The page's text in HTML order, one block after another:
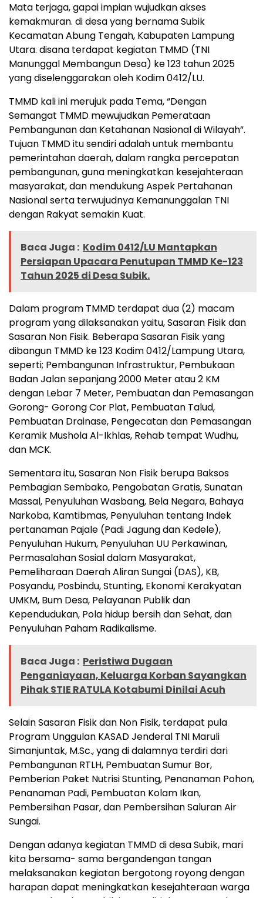
Mata terjaga, gapai impian wujudkan akses
kemakmuran. di desa yang bernama Subik
Kecamatan Abung Tengah, Kabupaten Lampung
Utara. disana terdapat kegiatan TMMD (TNI
Manunggal Membangun Desa) ke 123 tahun 2025
yang diselenggarakan oleh Kodim 0412/LU.
TMMD kali ini merujuk pada Tema, “Dengan
Semangat TMMD mewujudkan Pemerataan
Pembangunan dan Ketahanan Nasional di Wilayah”.
Tujuan TMMD itu sendiri adalah untuk membantu
pemerintahan daerah, dalam rangka percepatan
pembangunan, guna meningkatkan kesejahteraan
masyarakat, dan mendukung Aspek Pertahanan
Nasional serta terwujudnya Kemanunggalan TNI
dengan Rakyat semakin Kuat.
Baca Juga : Kodim 0412/LU Mantapkan
Persiapan Upacara Penutupan TMMD Ke-123
Tahun 2025 di Desa Subik.
Dalam program TMMD terdapat dua (2) macam
program yang dilaksanakan yaitu, Sasaran Fisik dan
Sasaran Non Fisik. Beberapa Sasaran Fisik yang
dibangun TMMD ke 123 Kodim 0412/Lampung Utara,
seperti; Pembangunan Infrastruktur, Pembukaan
Badan Jalan sepanjang 2000 Meter atau 2 KM
dengan Lebar 7 Meter, Pembuatan dan Pemasangan
Gorong- Gorong Cor Plat, Pembuatan Talud,
Pembuatan Drainase, Pengecatan dan Pemasangan
Keramik Mushola Al-Ikhlas, Rehab tempat Wudhu,
dan MCK.
Sementara itu, Sasaran Non Fisik berupa Baksos
Pembagian Sembako, Pengobatan Gratis, Sunatan
Massal, Penyuluhan Wasbang, Bela Negara, Bahaya
Narkoba, Kamtibmas, Penyuluhan tentang Indek
pertanaman Pajale (Padi Jagung dan Kedele),
Penyuluhan Hukum, Penyuluhan UU Perkawinan,
Permasalahan Sosial dalam Masyarakat,
Pemeliharaan Daerah Aliran Sungai (DAS), KB,
Posyandu, Posbindu, Stunting, Ekonomi Kerakyatan
UMKM, Bum Desa, Pelayanan Publik dan
Kependudukan, Pola hidup bersih dan Sehat, dan
Penyuluhan Paham Radikalisme.
Baca Juga : Peristiwa Dugaan
Penganiayaan, Keluarga Korban Sayangkan
Pihak STIE RATULA Kotabumi Dinilai Acuh
Selain Sasaran Fisik dan Non Fisik, terdapat pula
Program Unggulan KASAD Jenderal TNI Maruli
Simanjuntak, M.Sc., yang di dalamnya terdiri dari
Pembangunan RTLH, Pembuatan Sumur Bor,
Pemberian Paket Nutrisi Stunting, Penanaman Pohon,
Penanaman Padi, Pembuatan Kolam Ikan,
Pembersihan Pasar, dan Pembersihan Saluran Air
Sungai.
Dengan adanya kegiatan TMMD di desa Subik, mari
kita bersama- sama bergandengan tangan
melaksanakan kegiatan bergotong royong dengan
harapan dapat meningkatkan kesejahteraan warga